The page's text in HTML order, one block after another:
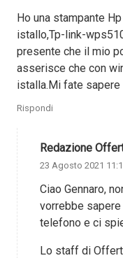
Ho una stampante
istallo,Tp-link-
presente che il mio
asserisce che con
istalla.Mi fate sapere
Rispondi
Redazione
23 Agosto 2021
Ciao Gennaro,
vorrebbe sapere
telefono e ci
Lo staff di